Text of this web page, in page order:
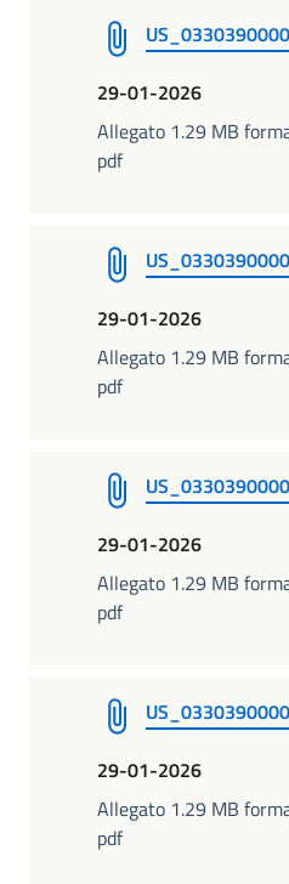
29-01-2026
Allegato 1.29 MB
pdf
29-01-2026
Allegato 1.29 MB
pdf
29-01-2026
Allegato 1.29 MB
pdf
29-01-2026
Allegato 1.29 MB
pdf